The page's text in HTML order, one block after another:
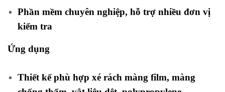
Phần mềm chuyên nghiệp, hỗ trợ nhiều đơn vị
kiểm tra
Ứng dụng
Thiết kế phù hợp xé rách màng film, màng